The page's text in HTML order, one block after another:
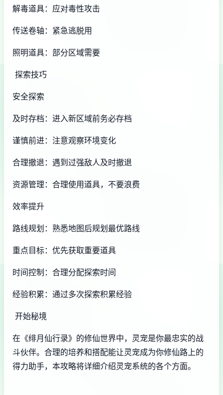
解毒道具：应对毒性攻击
传送卷轴：紧急逃脱用
照明道具：部分区域需要
探索技巧
安全探索
及时存档：进入新区域前务必存档
谨慎前进：注意观察环境变化
合理撤退：遇到过强敌人及时撤退
资源管理：合理使用道具，不要浪费
效率提升
路线规划：熟悉地图后规划最优路线
重点目标：优先获取重要道具
时间控制：合理分配探索时间
经验积累：通过多次探索积累经验
开始秘境
在《绯月仙行录》的修仙世界中，灵宠是你最忠实的战
斗伙伴。合理的培养和搭配能让灵宠成为你修仙路上的
得力助手，本攻略将详细介绍灵宠系统的各个方面。